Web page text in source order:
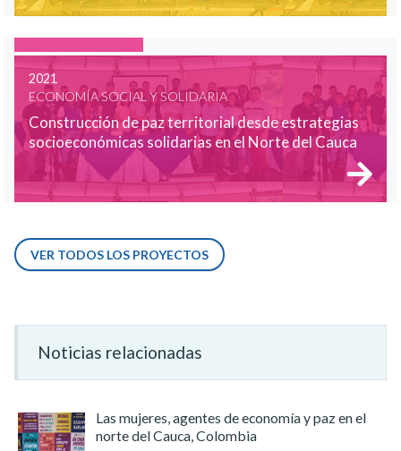
2021
ECONOMÍA SOCIAL Y SOLIDARIA
Construcción de paz territorial desde estrategias
socioeconómicas solidarias en el Norte del Cauca
VER TODOS LOS PROYECTOS
Noticias relacionadas
Las mujeres, agentes de economía y paz en el
norte del Cauca, Colombia